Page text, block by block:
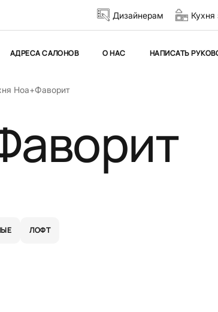
Дизайнерам Кухня
АДРЕСА САЛОНОВ О НАС НАПИСАТЬ
Ноа+Фаворит
ЛОФТ